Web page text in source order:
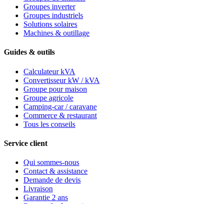
Groupes inverter
Groupes industriels
Solutions solaires
Machines & outillage
Guides & outils
Calculateur kVA
Convertisseur kW / kVA
Groupe pour maison
Groupe agricole
Camping-car / caravane
Commerce & restaurant
Tous les conseils
Service client
Qui sommes-nous
Contact & assistance
Demande de devis
Livraison
Garantie 2 ans